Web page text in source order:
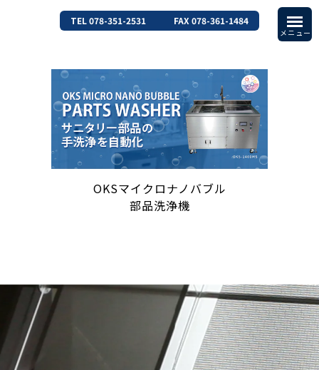
TEL 078-351-2531 FAX 078-361-1484
OKSマイクロナノバブル
部品洗浄機